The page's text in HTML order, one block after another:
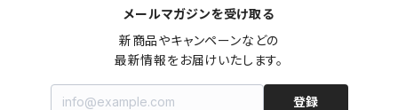
メールマガジンを受け取る
新商品やキャンペーンなどの
最新情報をお届けいたします。
登録